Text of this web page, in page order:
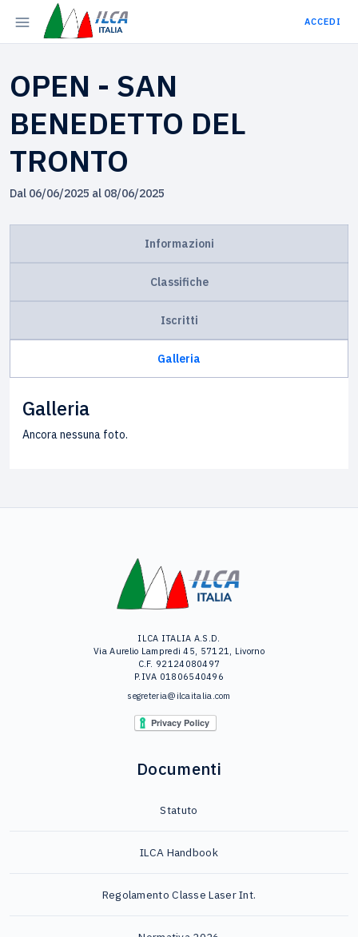
ACCEDI
OPEN - SAN
BENEDETTO DEL
TRONTO
Dal 06/06/2025 al 08/06/2025
Informazioni
Classifiche
Iscritti
Galleria
Galleria
Ancora nessuna foto.
ILCA ITALIA A.S.D.
Via Aurelio Lampredi 45, 57121, Livorno
C.F. 92124080497
P.IVA 01806540496
segreteria@ilcaitalia.com
Documenti
Statuto
ILCA Handbook
Regolamento Classe Laser Int.